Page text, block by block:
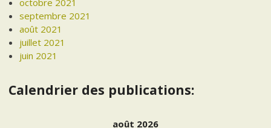
octobre 2021
septembre 2021
août 2021
juillet 2021
juin 2021
Calendrier des publications:
août 2026